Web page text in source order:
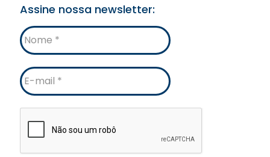
Assine nossa newsletter:
Nome
E-
mail